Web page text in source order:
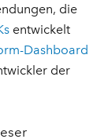
die
entwickelt
Dashboard
der